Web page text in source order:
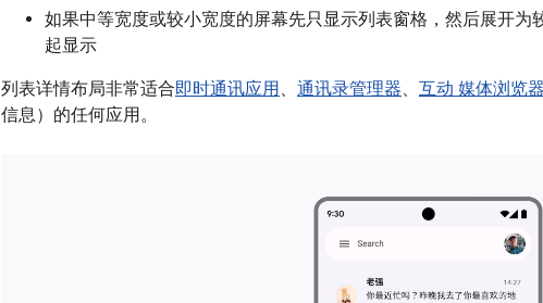
如果中等宽度或较小宽度的屏幕先只显示列表窗格，然后展开为
起显示
列表详情布局非常适合即时通讯应用、 通讯录管理器、 互动 媒体浏览器
信息）的任何应用。